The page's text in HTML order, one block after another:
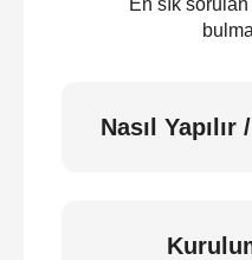
En sık sorulan
Nasıl